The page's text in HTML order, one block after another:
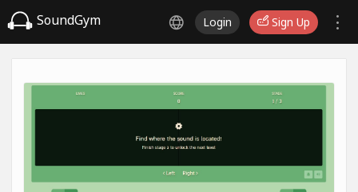
SoundGym Login Sign Up